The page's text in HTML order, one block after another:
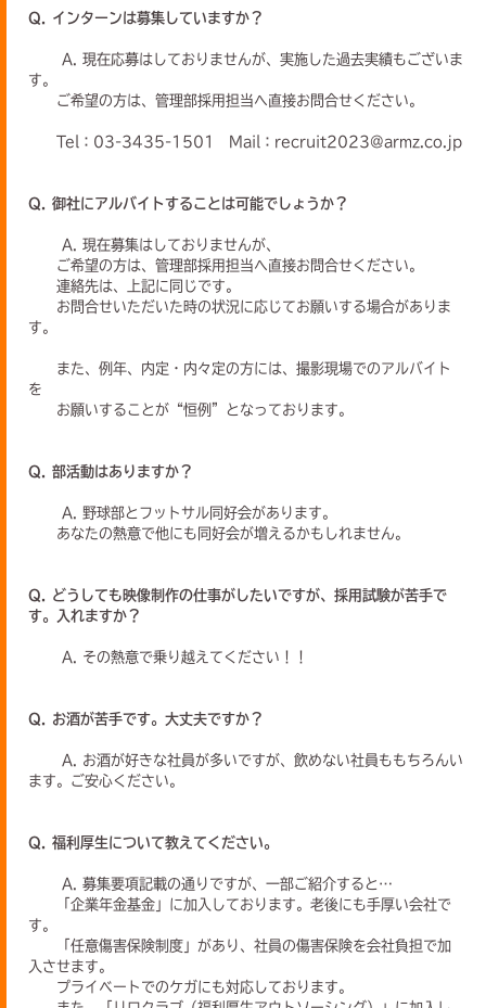
Q. インターンは募集していますか？
A. 現在応募はしておりませんが、実施した過去実績もございま
す。
ご希望の方は、管理部採用担当へ直接お問合せください。
Tel：03-3435-1501 Mail：recruit2023@armz.co.jp
Q. 御社にアルバイトすることは可能でしょうか？
A. 現在募集はしておりませんが、
ご希望の方は、管理部採用担当へ直接お問合せください。
連絡先は、上記に同じです。
お問合せいただいた時の状況に応じてお願いする場合がありま
す。
また、例年、内定・内々定の方には、撮影現場でのアルバイト
を
お願いすることが“恒例”となっております。
Q. 部活動はありますか？
A. 野球部とフットサル同好会があります。
あなたの熱意で他にも同好会が増えるかもしれません。
Q. どうしても映像制作の仕事がしたいですが、採用試験が苦手で
す。入れますか？
A. その熱意で乗り越えてください！！
Q. お酒が苦手です。大丈夫ですか？
A. お酒が好きな社員が多いですが、飲めない社員ももちろんい
ます。ご安心ください。
Q. 福利厚生について教えてください。
A. 募集要項記載の通りですが、一部ご紹介すると…
「企業年金基金」に加入しております。老後にも手厚い会社で
す。
「任意傷害保険制度」があり、社員の傷害保険を会社負担で加
入させます。
プライベートでのケガにも対応しております。